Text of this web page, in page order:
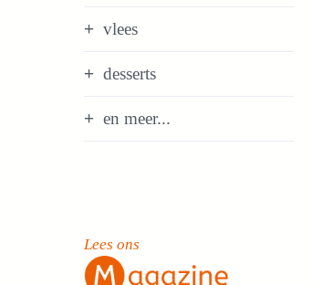
vlees
desserts
en meer...
Lees ons